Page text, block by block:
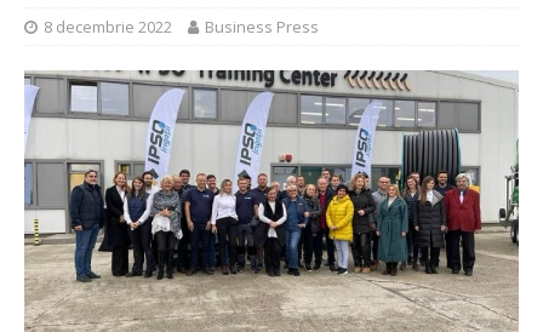
8 decembrie 2022 Business Press